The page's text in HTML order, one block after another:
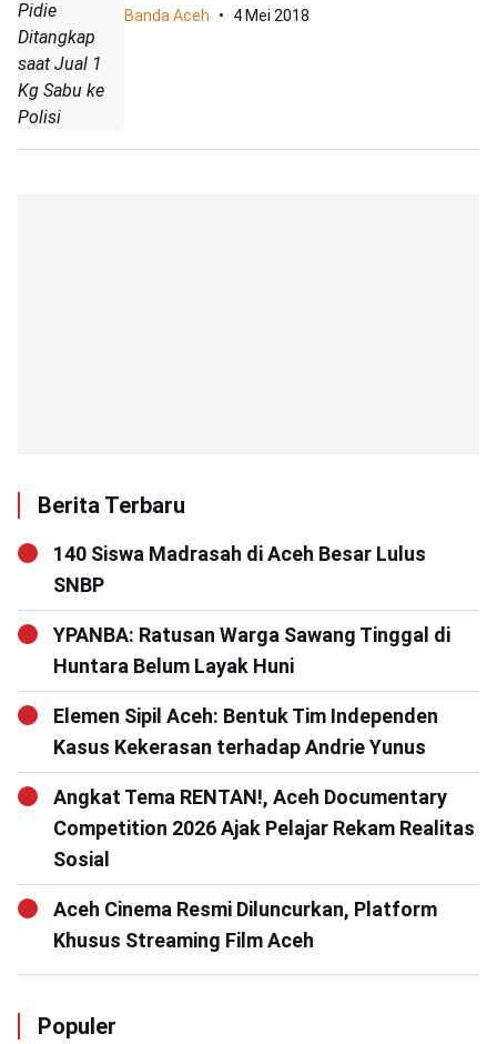
Pidie
Ditangkap
saat Jual 1
Kg Sabu ke
Polisi
Banda Aceh 4 Mei 2018
Berita Terbaru
140 Siswa Madrasah di Aceh Besar Lulus
SNBP
YPANBA: Ratusan Warga Sawang Tinggal di
Huntara Belum Layak Huni
Elemen Sipil Aceh: Bentuk Tim Independen
Kasus Kekerasan terhadap Andrie Yunus
Angkat Tema RENTAN!, Aceh Documentary
Competition 2026 Ajak Pelajar Rekam Realitas
Sosial
Aceh Cinema Resmi Diluncurkan, Platform
Khusus Streaming Film Aceh
Populer